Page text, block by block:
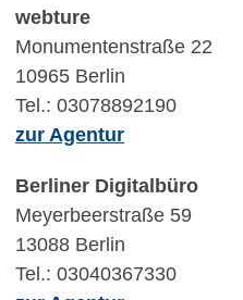
webture
Monumentenstraße 22
10965 Berlin
Tel.: 03078892190
zur Agentur
Berliner Digitalbüro
Meyerbeerstraße 59
13088 Berlin
Tel.: 03040367330